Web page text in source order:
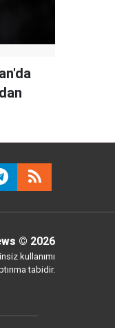
© 2026
kullanımı
tabidir.